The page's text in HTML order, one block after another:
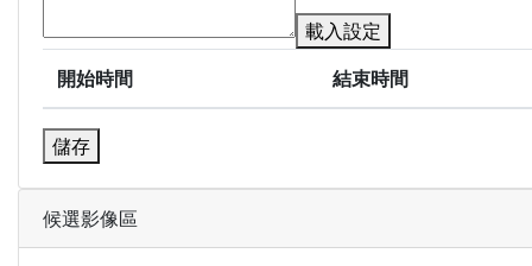
載入設定
開始時間
結束時間
儲存
候選影像區